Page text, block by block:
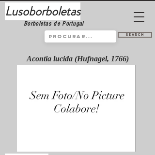
Lusoborboletas
Borboletas de Portugal
Search
Acontia lucida (Hufnagel, 1766)